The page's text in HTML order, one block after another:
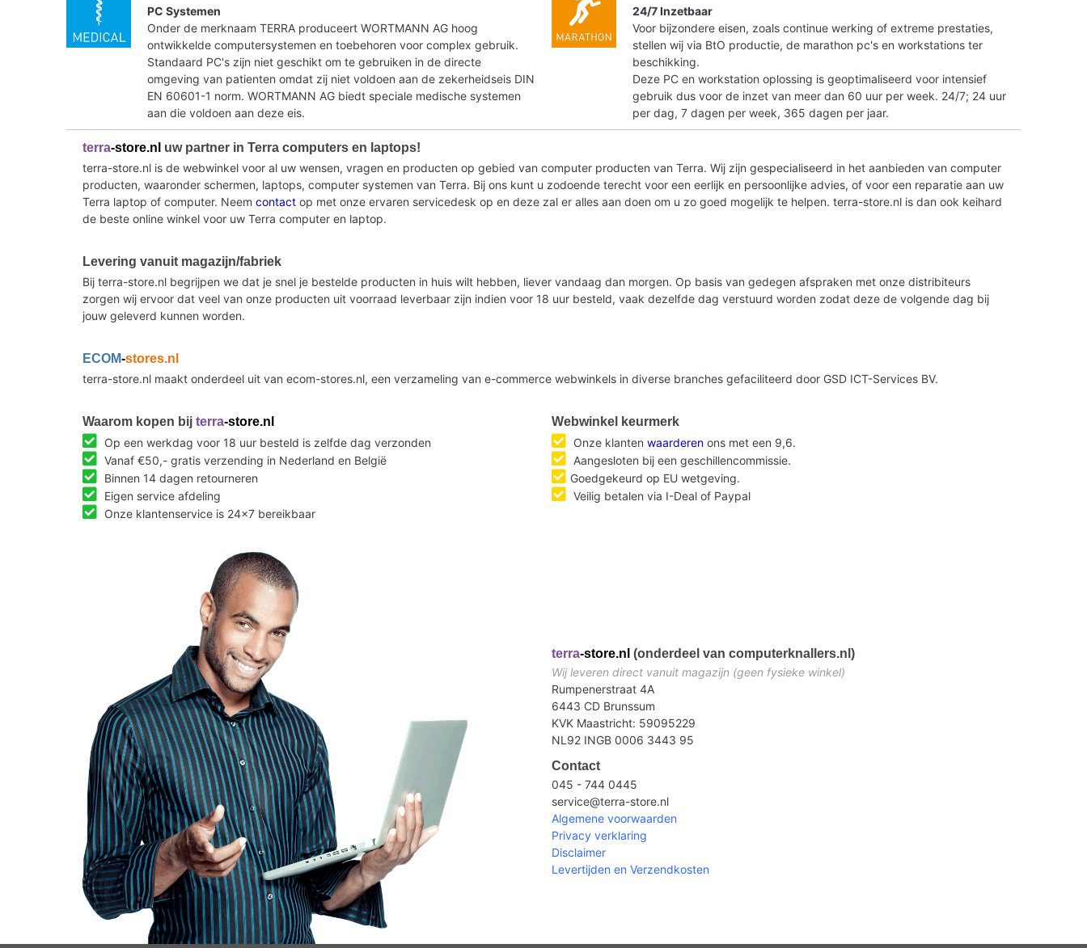
PC Systemen
Onder de merknaam TERRA produceert WORTMANN AG hoog
ontwikkelde computersystemen en toebehoren voor complex gebruik.
Standaard PC's zijn niet geschikt om te gebruiken in de directe
omgeving van patienten omdat zij niet voldoen aan de zekerheidseis DIN
EN 60601-1 norm. WORTMANN AG biedt speciale medische systemen
aan die voldoen aan deze eis.
24/7 Inzetbaar
Voor bijzondere eisen, zoals continue werking of extreme prestaties,
stellen wij via BtO productie, de marathon pc's en workstations ter
beschikking.
Deze PC en workstation oplossing is geoptimaliseerd voor intensief
gebruik dus voor de inzet van meer dan 60 uur per week. 24/7; 24 uur
per dag, 7 dagen per week, 365 dagen per jaar.
terra-store.nl uw partner in Terra computers en laptops!
terra-store.nl is de webwinkel voor al uw wensen, vragen en producten op gebied van computer producten van Terra. Wij zijn gespecialiseerd in het aanbieden van computer
producten, waaronder schermen, laptops, computer systemen van Terra. Bij ons kunt u zodoende terecht voor een eerlijk en persoonlijke advies, of voor een reparatie aan uw
Terra laptop of computer. Neem contact op met onze ervaren servicedesk op en deze zal er alles aan doen om u zo goed mogelijk te helpen. terra-store.nl is dan ook keihard
de beste online winkel voor uw Terra computer en laptop.
Levering vanuit magazijn/fabriek
Bij terra-store.nl begrijpen we dat je snel je bestelde producten in huis wilt hebben, liever vandaag dan morgen. Op basis van gedegen afspraken met onze distribiteurs
zorgen wij ervoor dat veel van onze producten uit voorraad leverbaar zijn indien voor 18 uur besteld, vaak dezelfde dag verstuurd worden zodat deze de volgende dag bij
jouw geleverd kunnen worden.
ECOM-stores.nl
terra-store.nl maakt onderdeel uit van ecom-stores.nl, een verzameling van e-commerce webwinkels in diverse branches gefaciliteerd door GSD ICT-Services BV.
Waarom kopen bij terra-store.nl
Op een werkdag voor 18 uur besteld is zelfde dag verzonden
Vanaf €50,- gratis verzending in Nederland en België
Binnen 14 dagen retourneren
Eigen service afdeling
Onze klantenservice is 24x7 bereikbaar
Webwinkel keurmerk
Onze klanten waarderen ons met een 9,6.
Aangesloten bij een geschillencommissie.
Goedgekeurd op EU wetgeving.
Veilig betalen via I-Deal of Paypal
terra-store.nl (onderdeel van computerknallers.nl)
Wij leveren direct vanuit magazijn (geen fysieke winkel)
Rumpenerstraat 4A
6443 CD Brunssum
KVK Maastricht: 59095229
NL92 INGB 0006 3443 95
Contact
045 - 744 0445
service@terra-store.nl
Algemene voorwaarden
Privacy verklaring
Disclaimer
Levertijden en Verzendkosten